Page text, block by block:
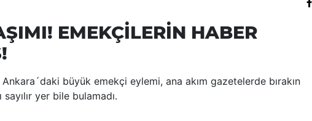
EMEKÇİLERİN HABER
Ankara´daki büyük emekçi eylemi, ana akım gazetelerde bırakın
yer bile bulamadı.